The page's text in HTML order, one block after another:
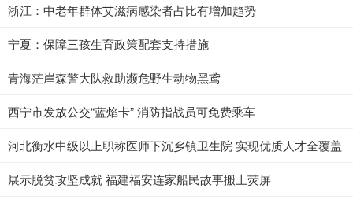
浙江：中老年群体艾滋病感染者占比有增加趋势
宁夏：保障三孩生育政策配套支持措施
青海茫崖森警大队救助濒危野生动物黑鸢
西宁市发放公交“蓝焰卡” 消防指战员可免费乘车
河北衡水中级以上职称医师下沉乡镇卫生院 实现优质人才全覆盖
展示脱贫攻坚成就 福建福安连家船民故事搬上荧屏